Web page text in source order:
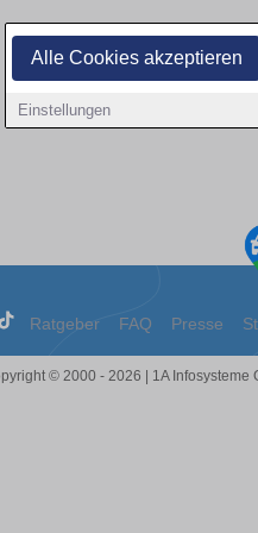
Alle Cookies akzeptieren
Einstellungen
Ratgeber FAQ Presse
© 2000 - 2026 | 1A Infosysteme